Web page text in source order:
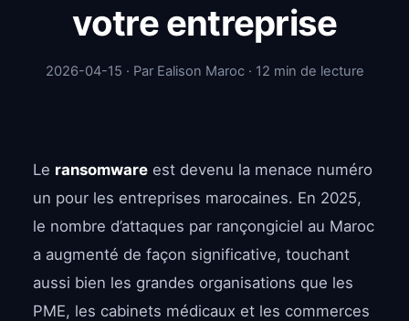
votre entreprise
2026-04-15 · Par Ealison Maroc · 12 min de lecture
Le ransomware est devenu la menace numéro
un pour les entreprises marocaines. En 2025,
le nombre d’attaques par rançongiciel au Maroc
a augmenté de façon significative, touchant
aussi bien les grandes organisations que les
PME, les cabinets médicaux et les commerces